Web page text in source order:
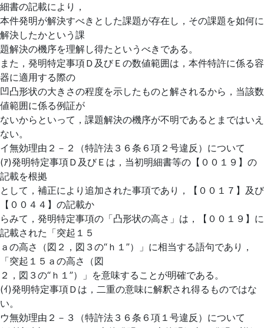
細書の記載により，
本件発明が解決すべきとした課題が存在し，その課題を如何に
解決したかという課
題解決の機序を理解し得たというべきである。
また，発明特定事項Ｄ及びＥの数値範囲は，本件特許に係る容
器に適用する際の
凹凸形状の大きさの程度を示したものと解されるから，当該数
値範囲に係る例証が
ないからといって，課題解決の機序が不明であるとまではいえ
ない。
イ無効理由２－２（特許法３６条６項２号違反）について
(ｱ)発明特定事項Ｄ及びＥは，当初明細書等の【００１９】の
記載を根拠
として，補正により追加された事項であり，【００１７】及び
【００４４】の記載か
らみて，発明特定事項の「凸形状の高さ」は，【００１９】に
記載された「突起１５
ａの高さ（図２，図３の“ｈ１”）」に相当する語句であり，
「突起１５ａの高さ（図
２，図３の“ｈ１”）」を意味することが明確である。
(ｲ)発明特定事項Ｄは，二重の意味に解釈され得るものではな
い。
ウ無効理由２－３（特許法３６条６項１号違反）について